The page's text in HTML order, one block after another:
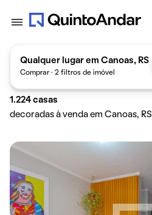
Qualquer lugar em Canoas, RS
Comprar · 2 filtros de imóvel
1.224 casas
decoradas à venda em Canoas, RS